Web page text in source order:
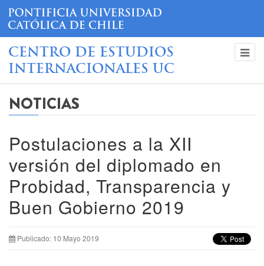
CENTRO DE ESTUDIOS
INTERNACIONALES UC
NOTICIAS
Postulaciones a la XII
versión del diplomado en
Probidad, Transparencia y
Buen Gobierno 2019
Publicado: 10 Mayo 2019